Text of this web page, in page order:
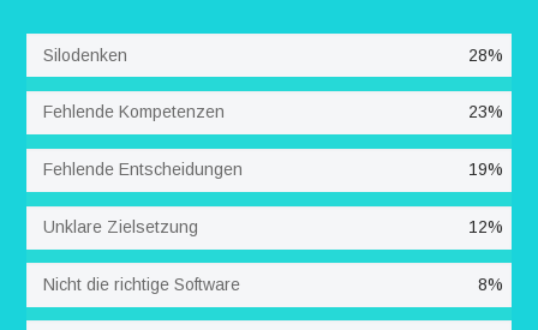
Silodenken 28%
Fehlende Kompetenzen 23%
Fehlende Entscheidungen 19%
Unklare Zielsetzung 12%
Nicht die richtige Software 8%